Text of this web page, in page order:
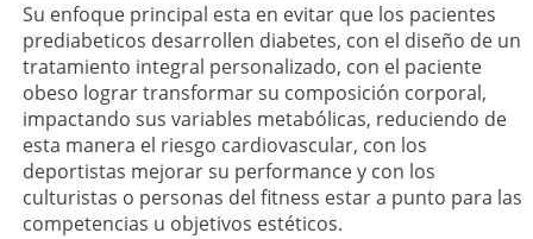
Su enfoque principal esta en evitar que los pacientes
prediabeticos desarrollen diabetes, con el diseño de un
tratamiento integral personalizado, con el paciente
obeso lograr transformar su composición corporal,
impactando sus variables metabólicas, reduciendo de
esta manera el riesgo cardiovascular, con los
deportistas mejorar su performance y con los
culturistas o personas del fitness estar a punto para las
competencias u objetivos estéticos.